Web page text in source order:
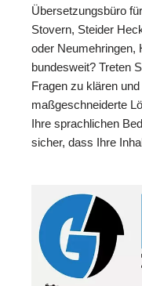
Übersetzungsbüro
Stovern, Steider
oder Neumehringen,
bundesweit? Treten
Fragen zu klären
maßgeschneiderte
Ihre sprachlichen
sicher, dass Ihre